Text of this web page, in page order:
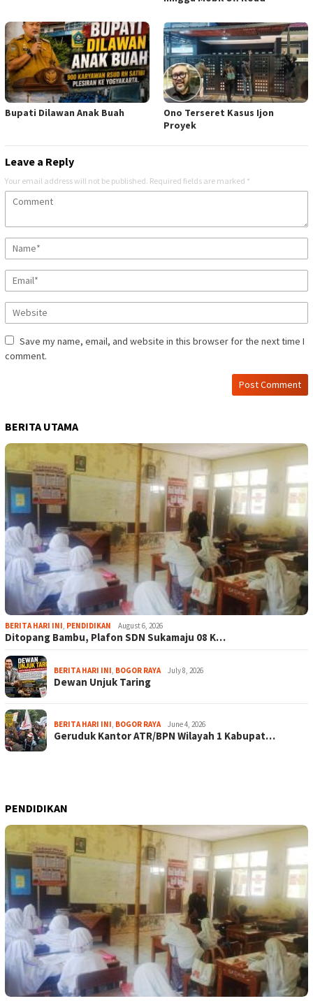
Bupati Dilawan Anak Buah
Ono Terseret Kasus Ijon
Proyek
Leave a Reply
Your email address will not be published. Required fields are marked *
Save my name, email, and website in this browser for the next time I
comment.
BERITA UTAMA
BERITA HARI INI PENDIDIKAN August 6, 2026
Ditopang Bambu, Plafon SDN Sukamaju 08 K…
BERITA HARI INI BOGOR RAYA July 8, 2026
Dewan Unjuk Taring
BERITA HARI INI BOGOR RAYA June 4, 2026
Geruduk Kantor ATR/BPN Wilayah 1 Kabupat…
PENDIDIKAN